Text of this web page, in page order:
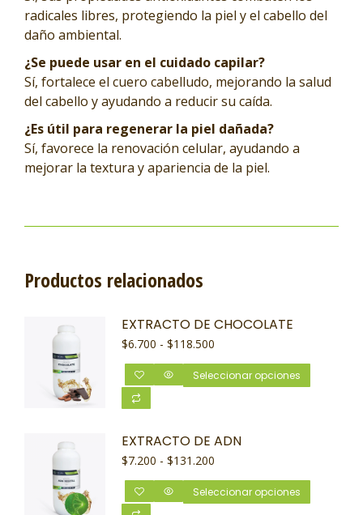
radicales libres, protegiendo la piel y el cabello del
daño ambiental.
¿Se puede usar en el cuidado capilar?
Sí, fortalece el cuero cabelludo, mejorando la salud
del cabello y ayudando a reducir su caída.
¿Es útil para regenerar la piel dañada?
Sí, favorece la renovación celular, ayudando a
mejorar la textura y apariencia de la piel.
Productos relacionados
EXTRACTO DE CHOCOLATE
$6.700 - $118.500
Seleccionar opciones
EXTRACTO DE ADN
$7.200 - $131.200
Seleccionar opciones